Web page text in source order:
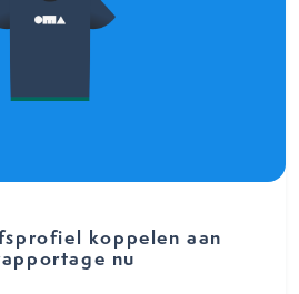
koppelen aan
nu